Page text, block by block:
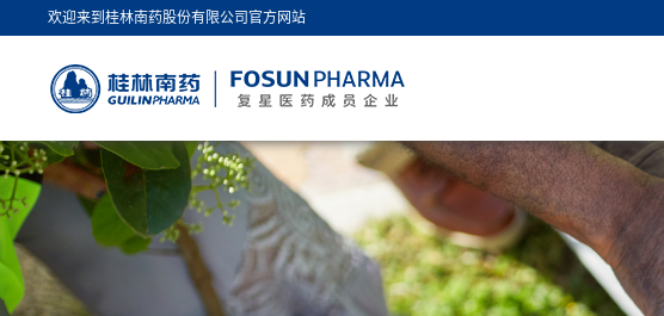
欢迎来到桂林南药股份有限公司官方网站